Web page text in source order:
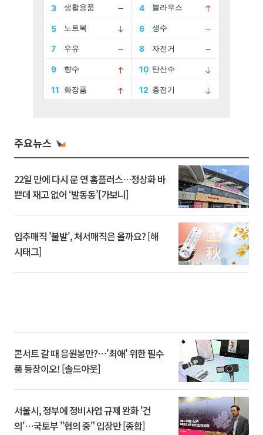
주요뉴스
22일 만에 다시 문 연 홈플러스…정상화 바
쁜데 재고 없어 ‘발동동’[가보니]
입추매직 '불발', 처서매직은 올까요? [해
시태그]
콘서트 갈 때 응원봉만?⋯'최애' 위한 필수
품 등장이오! [솔드아웃]
서울시, 정부에 정비사업 규제 완화 '건
의'⋯국토부 "협의 중" 입장만 [종합]